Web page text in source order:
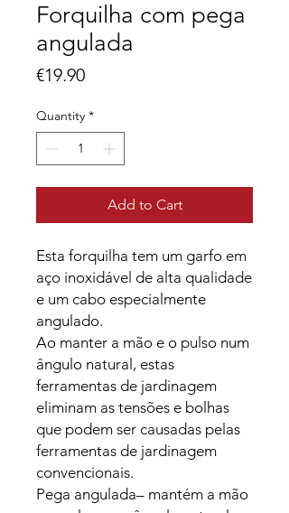
Forquilha com pega
angulada
€19.90Price
Quantity *
Add to Cart
Esta forquilha tem um garfo em
aço inoxidável de alta qualidade
e um cabo especialmente
angulado.
Ao manter a mão e o pulso num
ângulo natural, estas
ferramentas de jardinagem
eliminam as tensões e bolhas
que podem ser causadas pelas
ferramentas de jardinagem
convencionais.
Pega angulada– mantém a mão